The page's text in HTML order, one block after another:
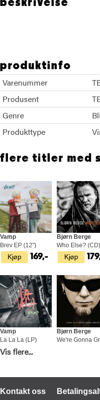
beskrivelse
produktinfo
Varenummer
Produsent
Genre
Produkttype
flere titler med
Kjøp
Vamp
Brev EP (12")
169,- Kjøp
Bjørn Berge
Who Else? (CD)
Kjøp
Vamp
La La La (LP)
279,-
Bjørn Berge
Vis flere...
Kontakt oss